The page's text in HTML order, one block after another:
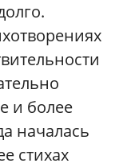
и более
началась
стихах